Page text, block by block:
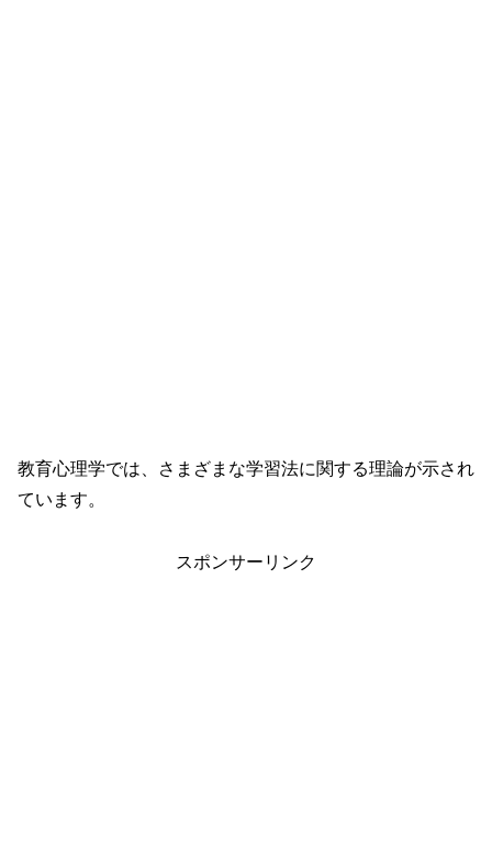
教育心理学では、さまざまな学習法に関する理論が示され
ています。
スポンサーリンク